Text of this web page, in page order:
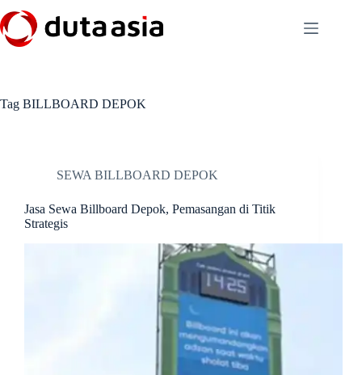
to
content
Tag BILLBOARD DEPOK
SEWA BILLBOARD DEPOK
Jasa Sewa Billboard Depok, Pemasangan di Titik
Strategis